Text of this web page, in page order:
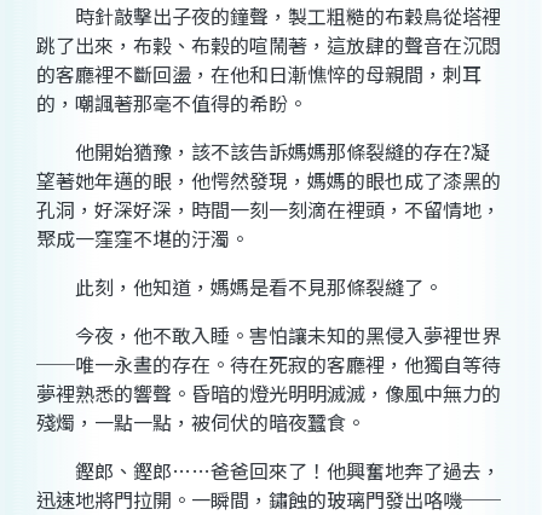
時針敲擊出子夜的鐘聲，製工粗糙的布穀鳥從塔裡
跳了出來，布榖、布榖的喧鬧著，這放肆的聲音在沉悶
的客廳裡不斷回盪，在他和日漸憔悴的母親間，刺耳
的，嘲諷著那毫不值得的希盼。
他開始猶豫，該不該告訴媽媽那條裂縫的存在?凝
望著她年邁的眼，他愕然發現，媽媽的眼也成了漆黑的
孔洞，好深好深，時間一刻一刻滴在裡頭，不留情地，
聚成一窪窪不堪的汙濁。
此刻，他知道，媽媽是看不見那條裂縫了。
今夜，他不敢入睡。害怕讓未知的黑侵入夢裡世界
──唯一永晝的存在。待在死寂的客廳裡，他獨自等待
夢裡熟悉的響聲。昏暗的燈光明明滅滅，像風中無力的
殘燭，一點一點，被伺伏的暗夜蠶食。
鏗郎、鏗郎……爸爸回來了！他興奮地奔了過去，
迅速地將門拉開。一瞬間，鏽蝕的玻璃門發出咯嘰──